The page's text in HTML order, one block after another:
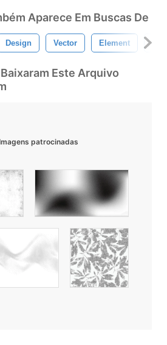
Aparece Em Buscas De
Design Vector Element
Este Arquivo
patrocinadas